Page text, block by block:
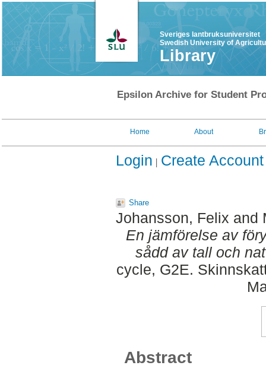
Sveriges lantbruksuniversitet
Swedish University of
Library
Epsilon Archive for Student
Home About
Login Create Account
Share
Johansson, Felix and
En jämförelse av
sådd av tall och
cycle, G2E.
Abstract